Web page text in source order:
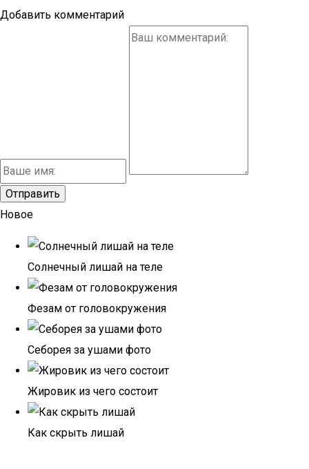
Добавить комментарий
Новое
Солнечный лишай на теле
Фезам от головокружения
Себорея за ушами фото
Жировик из чего состоит
Как скрыть лишай